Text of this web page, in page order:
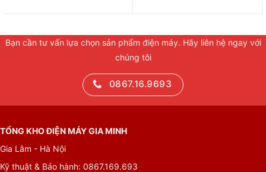
Bạn cần tư vấn lựa chọn sản phẩm điện máy. Hãy liên hệ ngay với
chúng tôi
0867.16.9693
TỔNG KHO ĐIỆN MÁY GIA MINH
Gia Lâm - Hà Nội
Kỹ thuật & Bảo hành: 0867.169.693